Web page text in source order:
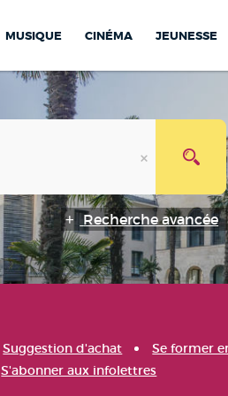
MUSIQUE CINÉMA JEUNESSE
Recherche avancée
Suggestion d'achat
Se former
S'abonner aux infolettres